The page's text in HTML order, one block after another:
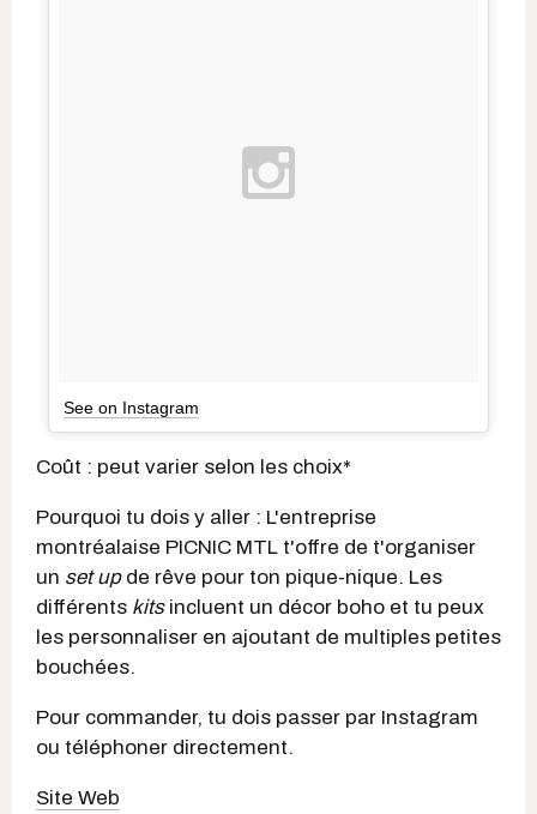
See on Instagram
Coût : peut varier selon les choix*
Pourquoi tu dois y aller : L'entreprise
montréalaise PICNIC MTL t'offre de t'organiser
un set up de rêve pour ton pique-nique. Les
différents kits incluent un décor boho et tu peux
les personnaliser en ajoutant de multiples petites
bouchées.
Pour commander, tu dois passer par Instagram
ou téléphoner directement.
Site Web